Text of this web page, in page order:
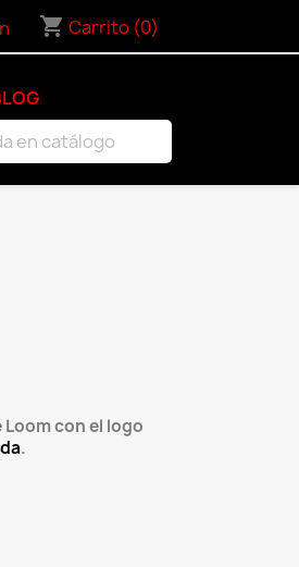
shopping_cart Carrito (0)
con el logo
.